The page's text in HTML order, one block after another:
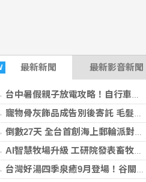
最新新聞 最新影音新聞
台中暑假親子放電攻略！自行車、熱氣球、熱門電影接力嗨玩到8月底
寵物骨灰飾品成告別後寄託 毛髮琉璃珠讓毛孩回憶留在生活中
倒數27天 全台首創海上郵輪派對最後報名 3天2夜沖繩狂歡吸引年輕族群搶登船
AI智慧牧場升級 工研院發表畜牧專用保全機器人
台灣好湯四季泉癒9月登場！谷關「山谷巡禮・星空樂章」健行音樂會開放報名 健行、泡湯、星空一次滿足